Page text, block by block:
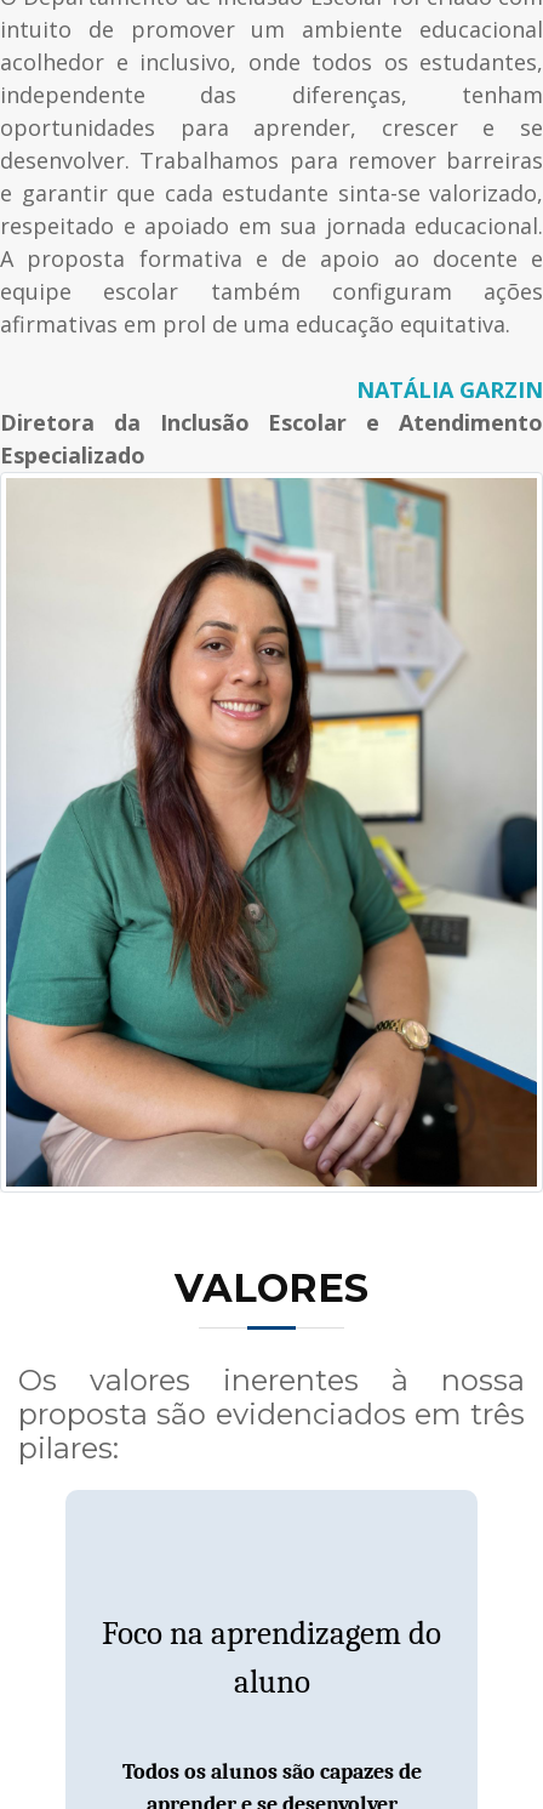
intuito de promover um ambiente educacional
acolhedor e inclusivo, onde todos os estudantes,
independente das diferenças, tenham
oportunidades para aprender, crescer e se
desenvolver. Trabalhamos para remover barreiras
e garantir que cada estudante sinta-se valorizado,
respeitado e apoiado em sua jornada educacional.
A proposta formativa e de apoio ao docente e
equipe escolar também configuram ações
afirmativas em prol de uma educação equitativa.
NATÁLIA GARZIN
Diretora da Inclusão Escolar e Atendimento
Especializado
VALORES
Os valores inerentes à nossa
proposta são evidenciados em três
pilares:
Foco na aprendizagem do
aluno
Todos os alunos são capazes de
garantir a aprendizagem de todos os
alunos mediante o plano de retomada do
município e considerando as habilidades
trimestre, assegurando a aprendizagem